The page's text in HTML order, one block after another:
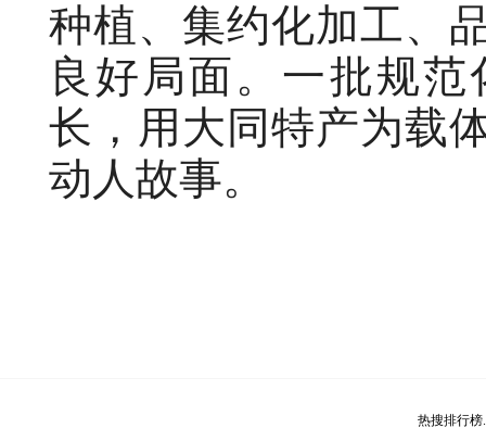
种植、集约化加工、
良好局面。一批规
长，用大同特产为载
动人故事。
热搜排行榜